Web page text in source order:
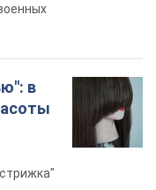
в